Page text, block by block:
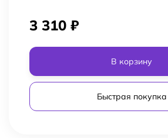
3 310 ₽
В корзину
Быстрая покупка